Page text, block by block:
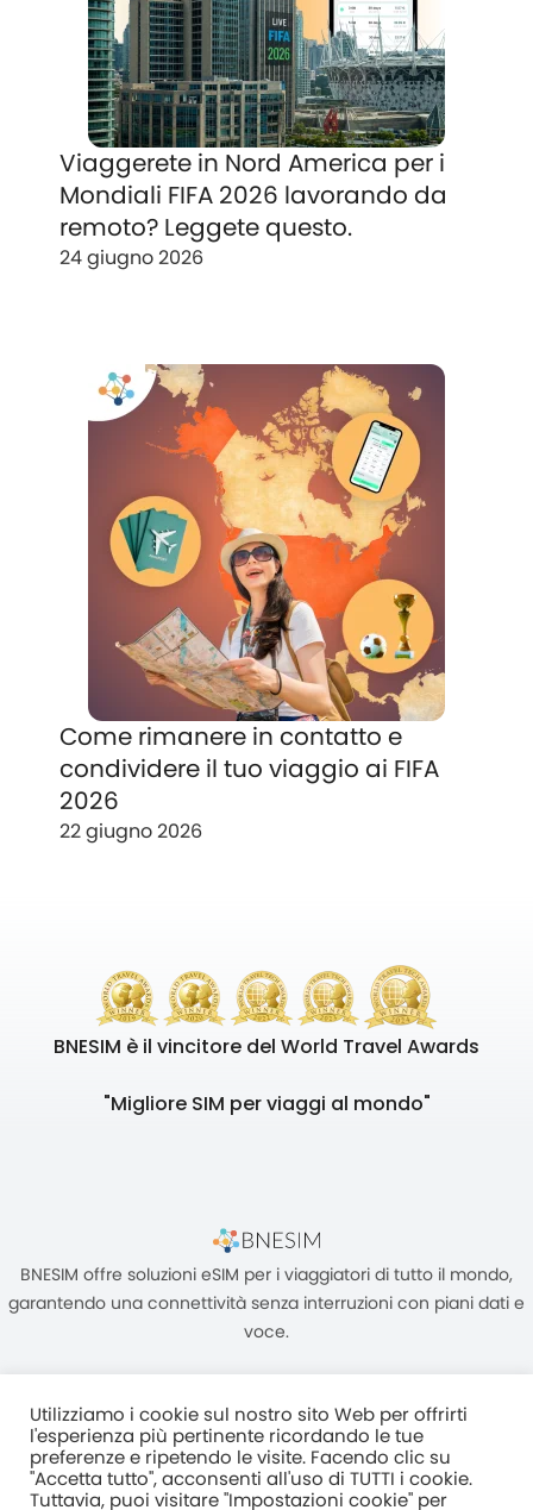
Viaggerete in Nord America per i
Mondiali FIFA 2026 lavorando da
remoto? Leggete questo.
24 giugno 2026
Come rimanere in contatto e
condividere il tuo viaggio ai FIFA
2026
22 giugno 2026
BNESIM è il vincitore del World Travel Awards
"Migliore SIM per viaggi al mondo"
BNESIM offre soluzioni eSIM per i viaggiatori di tutto il mondo,
garantendo una connettività senza interruzioni con piani dati e
voce.
Unità C, 8/F, King Palace Plaza, NO:55 King Yip Street, Kwun Tong,
Kowloon, HONG KONG
Utilizziamo i cookie sul nostro sito Web per offrirti
l'esperienza più pertinente ricordando le tue
preferenze e ripetendo le visite. Facendo clic su
"Accetta tutto", acconsenti all'uso di TUTTI i cookie.
Tuttavia, puoi visitare "Impostazioni cookie" per